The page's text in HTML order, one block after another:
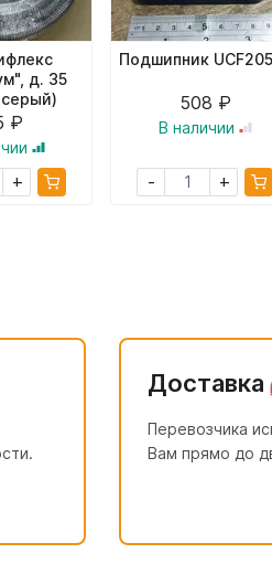
д. 35
₽
+
Подшипник UCF205
508 ₽
В наличии
- +
Доставка
Перевозчика
Вам прямо до